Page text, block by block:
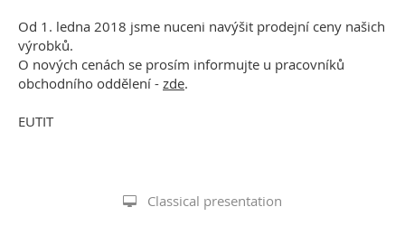
Od 1. ledna 2018 jsme nuceni navýšit prodejní ceny našich
výrobků.
O nových cenách se prosím informujte u pracovníků
obchodního oddělení - zde.
EUTIT
Classical presentation